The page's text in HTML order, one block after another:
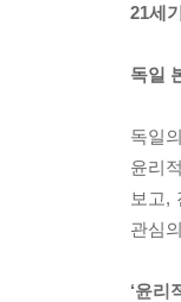
21세
독일
독일
윤리
보고,
관심
‘윤리